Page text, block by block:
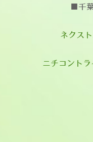
■千
ネクス
ニチコント